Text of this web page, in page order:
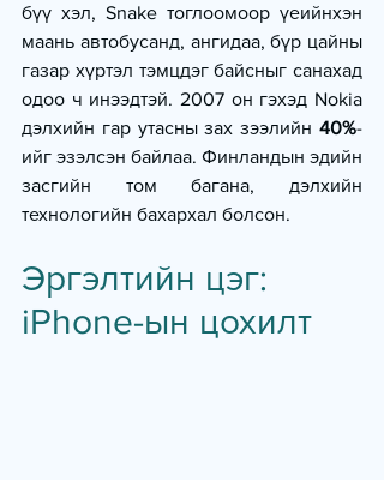
бүү хэл, Snake тоглоомоор үеийнхэн
маань автобусанд, ангидаа, бүр цайны
газар хүртэл тэмцдэг байсныг санахад
одоо ч инээдтэй. 2007 он гэхэд Nokia
дэлхийн гар утасны зах зээлийн 40%-
ийг эзэлсэн байлаа. Финландын эдийн
засгийн том багана, дэлхийн
технологийн бахархал болсон.
Эргэлтийн цэг:
iPhone-ын цохилт